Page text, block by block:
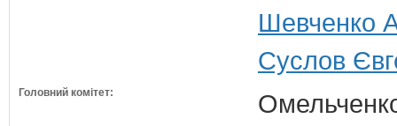
Шевченко
Суслов
Головний комітет: